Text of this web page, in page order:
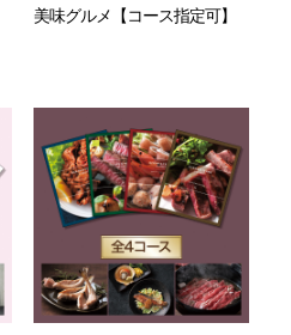
美味グルメ【コース指定可】